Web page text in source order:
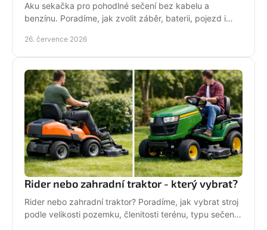
Aku sekačka pro pohodlné sečení bez kabelu a
benzínu. Poradíme, jak zvolit záběr, baterii, pojezd i
26. července 2026
Rider nebo zahradní traktor - který vybrat?
Rider nebo zahradní traktor? Poradíme, jak vybrat stroj
podle velikosti pozemku, členitosti terénu, typu sečení